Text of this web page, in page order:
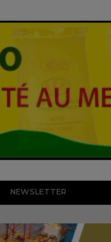
NEWSLETTER